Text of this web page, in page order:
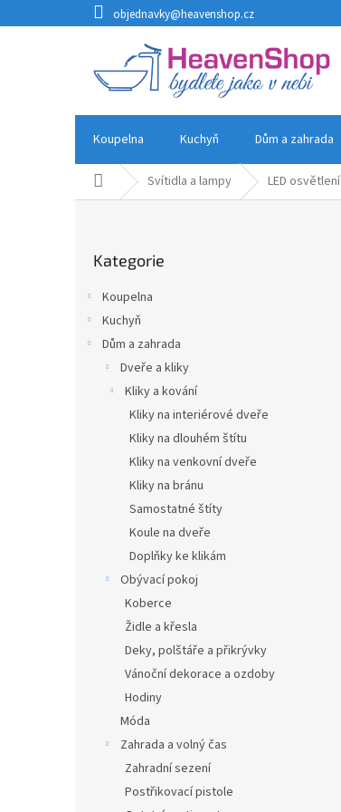
na
objednavky@heavenshop.cz
Koupelna Kuchyň Dům a zahrada
Domů Svítidla a lampy LED osvětlení
kategorie
Kategorie
Koupelna
Kuchyň
Dům a zahrada
Dveře a kliky
Kliky a kování
Kliky na interiérové dveře
Kliky na dlouhém štítu
Kliky na venkovní dveře
Kliky na bránu
Samostatné štíty
Koule na dveře
Doplňky ke klikám
Obývací pokoj
Koberce
Židle a křesla
Deky, polštáře a přikrývky
Vánoční dekorace a ozdoby
Hodiny
Móda
Zahrada a volný čas
Zahradní sezení
Postřikovací pistole